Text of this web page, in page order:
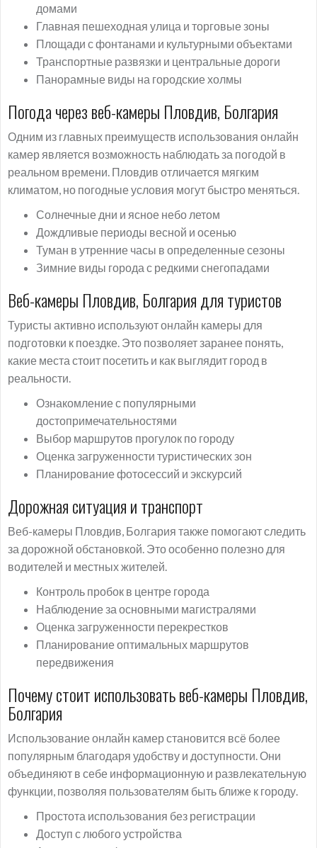
домами
Главная пешеходная улица и торговые зоны
Площади с фонтанами и культурными объектами
Транспортные развязки и центральные дороги
Панорамные виды на городские холмы
Погода через веб-камеры Пловдив, Болгария
Одним из главных преимуществ использования онлайн
камер является возможность наблюдать за погодой в
реальном времени. Пловдив отличается мягким
климатом, но погодные условия могут быстро меняться.
Солнечные дни и ясное небо летом
Дождливые периоды весной и осенью
Туман в утренние часы в определенные сезоны
Зимние виды города с редкими снегопадами
Веб-камеры Пловдив, Болгария для туристов
Туристы активно используют онлайн камеры для
подготовки к поездке. Это позволяет заранее понять,
какие места стоит посетить и как выглядит город в
реальности.
Ознакомление с популярными
достопримечательностями
Выбор маршрутов прогулок по городу
Оценка загруженности туристических зон
Планирование фотосессий и экскурсий
Дорожная ситуация и транспорт
Веб-камеры Пловдив, Болгария также помогают следить
за дорожной обстановкой. Это особенно полезно для
водителей и местных жителей.
Контроль пробок в центре города
Наблюдение за основными магистралями
Оценка загруженности перекрестков
Планирование оптимальных маршрутов
передвижения
Почему стоит использовать веб-камеры Пловдив,
Болгария
Использование онлайн камер становится всё более
популярным благодаря удобству и доступности. Они
объединяют в себе информационную и развлекательную
функции, позволяя пользователям быть ближе к городу.
Простота использования без регистрации
Доступ с любого устройства